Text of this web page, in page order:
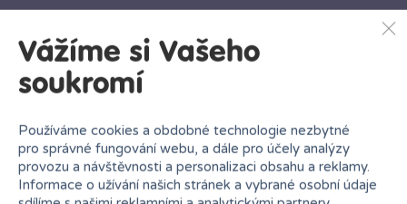
Ihned k odběru na pobočce
Bambule Brno NC Královo Pole
Zítra od 10:00 · skladem > 10 kusů
Rezervovat zde
Vážíme si Vašeho
soukromí
Používáme cookies a obdobné technologie nezbytné
pro správné fungování webu, a dále pro účely analýzy
provozu a návštěvnosti a personalizaci obsahu a reklamy.
Informace o užívání našich stránek a vybrané osobní údaje